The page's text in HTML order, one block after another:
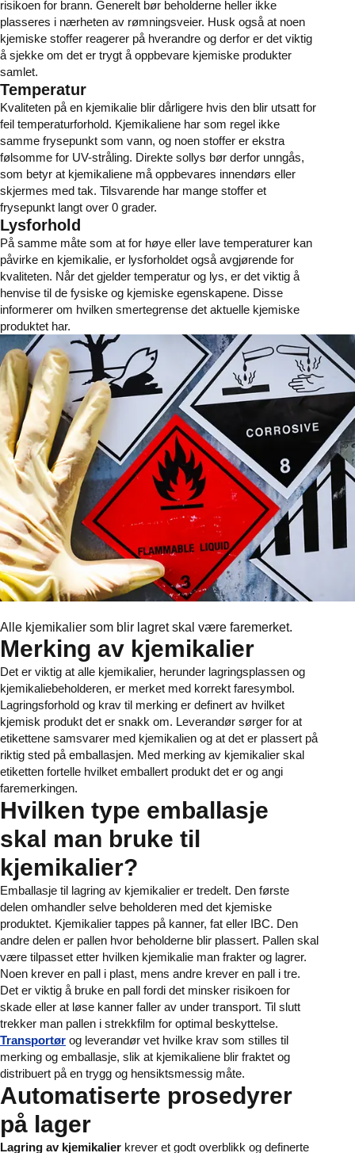
risikoen for brann. Generelt bør beholderne heller ikke
plasseres i nærheten av rømningsveier. Husk også at noen
kjemiske stoffer reagerer på hverandre og derfor er det viktig
å sjekke om det er trygt å oppbevare kjemiske produkter
samlet.
Temperatur
Kvaliteten på en kjemikalie blir dårligere hvis den blir utsatt for
feil temperaturforhold. Kjemikaliene har som regel ikke
samme frysepunkt som vann, og noen stoffer er ekstra
følsomme for UV-stråling. Direkte sollys bør derfor unngås,
som betyr at kjemikaliene må oppbevares innendørs eller
skjermes med tak. Tilsvarende har mange stoffer et
frysepunkt langt over 0 grader.
Lysforhold
På samme måte som at for høye eller lave temperaturer kan
påvirke en kjemikalie, er lysforholdet også avgjørende for
kvaliteten. Når det gjelder temperatur og lys, er det viktig å
henvise til de fysiske og kjemiske egenskapene. Disse
informerer om hvilken smertegrense det aktuelle kjemiske
produktet har.
Alle kjemikalier som blir lagret skal være faremerket.
Merking av kjemikalier
Det er viktig at alle kjemikalier, herunder lagringsplassen og
kjemikaliebeholderen, er merket med korrekt faresymbol.
Lagringsforhold og krav til merking er definert av hvilket
kjemisk produkt det er snakk om. Leverandør sørger for at
etikettene samsvarer med kjemikalien og at det er plassert på
riktig sted på emballasjen. Med merking av kjemikalier skal
etiketten fortelle hvilket emballert produkt det er og angi
faremerkingen.
Hvilken type emballasje
skal man bruke til
kjemikalier?
Emballasje til lagring av kjemikalier er tredelt. Den første
delen omhandler selve beholderen med det kjemiske
produktet. Kjemikalier tappes på kanner, fat eller IBC. Den
andre delen er pallen hvor beholderne blir plassert. Pallen skal
være tilpasset etter hvilken kjemikalie man frakter og lagrer.
Noen krever en pall i plast, mens andre krever en pall i tre.
Det er viktig å bruke en pall fordi det minsker risikoen for
skade eller at løse kanner faller av under transport. Til slutt
trekker man pallen i strekkfilm for optimal beskyttelse.
Transportør og leverandør vet hvilke krav som stilles til
merking og emballasje, slik at kjemikaliene blir fraktet og
distribuert på en trygg og hensiktsmessig måte.
Automatiserte prosedyrer
på lager
Lagring av kjemikalier krever et godt overblikk og definerte